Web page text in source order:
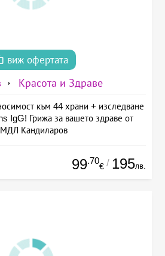
виж офертата
Красота и Здраве
към 44 храни + изследване
IgG! Грижа за вашето здраве от
Кандиларов
99.70
€ / 195лв.